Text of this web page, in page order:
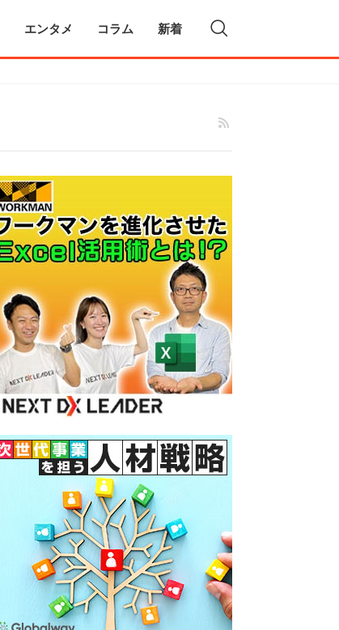
エンタメ コラム 新着